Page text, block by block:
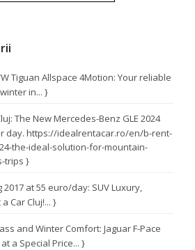
Tiguan Allspace 4Motion: Your reliable
in... }
The New Mercedes-Benz GLE 2024
day. https://idealrentacar.ro/en/b-rent-
the-ideal-solution-for-mountain-
trips }
2017 at 55 euro/day: SUV Luxury,
Car Cluj!... }
and Winter Comfort: Jaguar F-Pace
a Special Price... }